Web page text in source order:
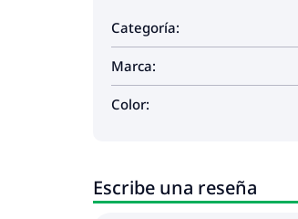
Categoría:
Marca:
Color:
Escribe una reseña